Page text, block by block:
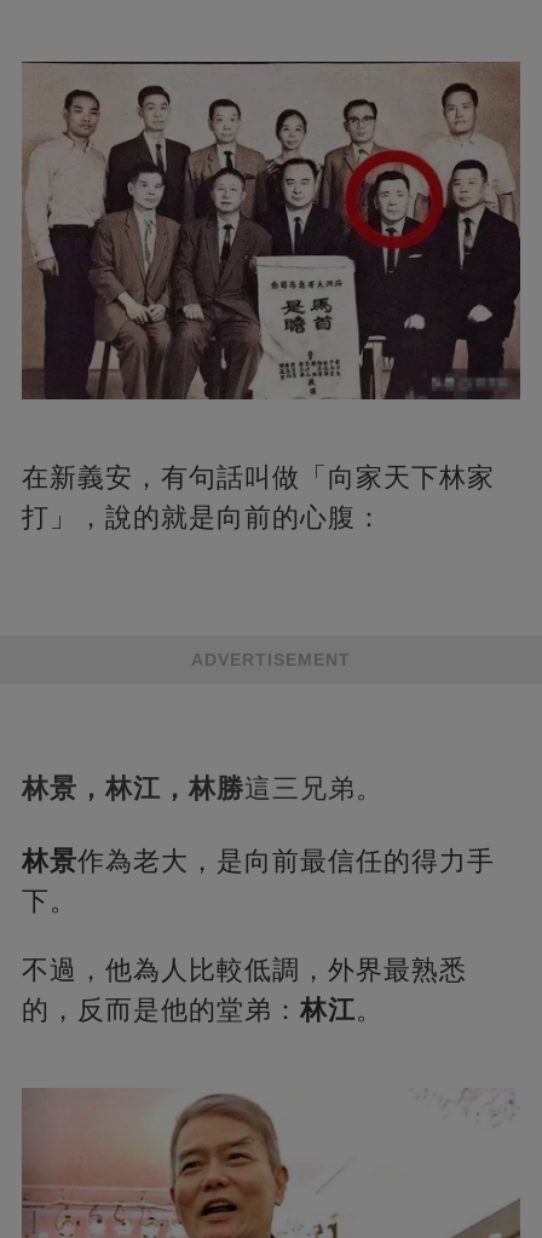
在新義安，有句話叫做「向家天下林家
打」，說的就是向前的心腹：
ADVERTISEMENT
林景，林江，林勝這三兄弟。
林景作為老大，是向前最信任的得力手
下。
不過，他為人比較低調，外界最熟悉
的，反而是他的堂弟： 林江。